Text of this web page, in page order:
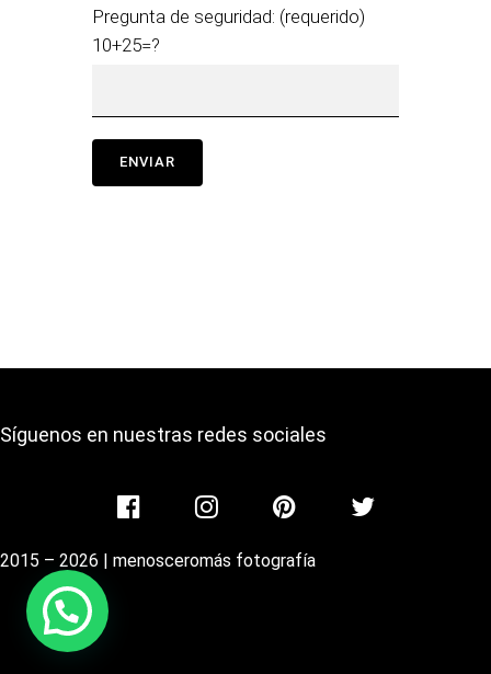
Pregunta de seguridad: (requerido)
10+25=?
Síguenos en nuestras redes sociales
2015 – 2026 | menosceromás fotografía